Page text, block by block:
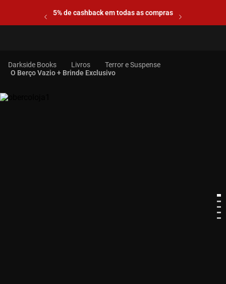
5% de cashback em todas as compras
Livros
Terror e Suspense
O Berço Vazio + Brinde Exclusivo